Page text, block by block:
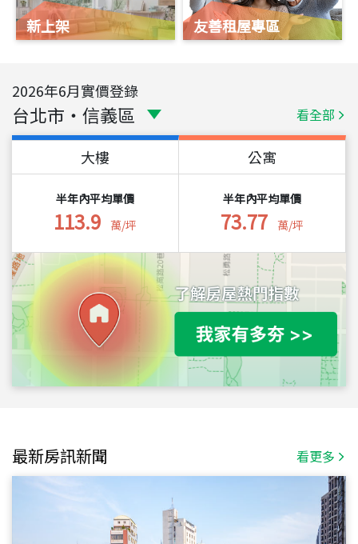
新上架 友善租屋專區
2026年6月實價登錄
台北市 ・ 信義區 看全部
大樓
半年內平均單價
113.9 萬/坪
公寓
半年內平均單價
73.77 萬/坪
最新房訊新聞 看更多